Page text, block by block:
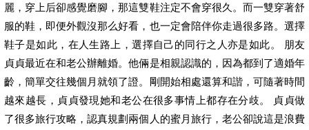
麗，穿上后卻感覺磨腳，那這雙鞋注定不會穿很久。而一雙穿著舒
服的鞋，即便外觀沒那么好看，也一定會陪伴你走過很多路。選擇
鞋子是如此，在人生路上，選擇自己的同行之人亦是如此。 朋友
貞貞最近在和老公辦離婚。他倆是相親認識的，因為都到了適婚年
齡，簡單交往幾個月就領了證。剛開始相處還算和諧，可隨著時間
越來越長，貞貞發現她和老公在很多事情上都存在分歧。 貞貞做
了很多旅行攻略，認真規劃兩個人的蜜月旅行，老公卻說這是浪費